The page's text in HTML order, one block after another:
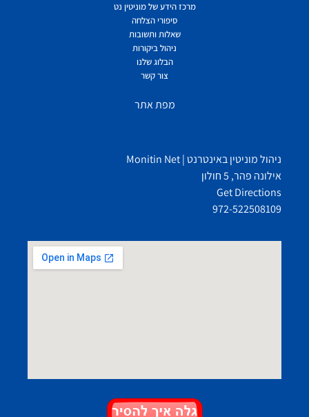
מרכז הידע של מוניטין נט
סיפורי הצלחה
שאלות ותשובות
ניהול ביקורות
הבלוג שלנו
צור קשר
מפת אתר
ניהול מוניטין באינטרנט | Monitin Net
אילונה פהר, 5 חולון
Get Directions
972-522508109